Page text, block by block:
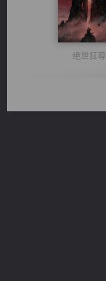
绝世狂尊